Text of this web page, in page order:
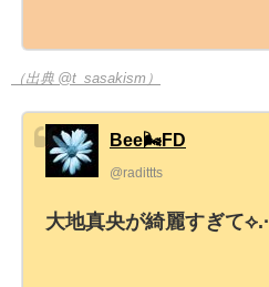
（出典 @t_sasakism）
Bee🌬️FD
@radittts
大地真央が綺麗すぎて⟡.·